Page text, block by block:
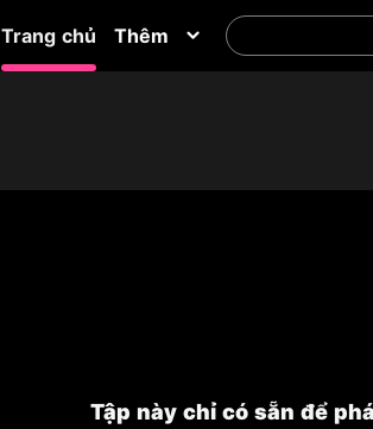
Trang chủ Thêm
Tập này chỉ có sẵn để